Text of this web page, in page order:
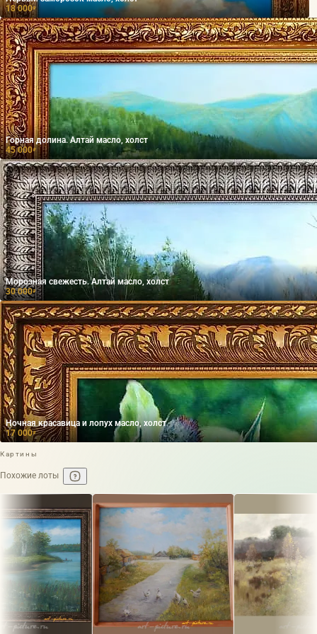
18 000₽
Горная долина. Алтай масло, холст
45 000₽
Морозная свежесть. Алтай масло, холст
30 000₽
Ночная красавица и лопух масло, холст
17 000₽
Картины
Похожие лоты